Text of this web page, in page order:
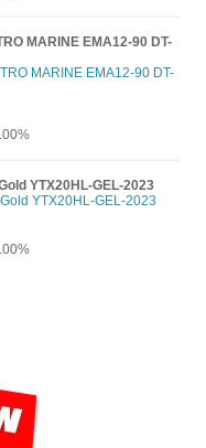
MARINE EMA12-90 DT-
YTX20HL-GEL-2023